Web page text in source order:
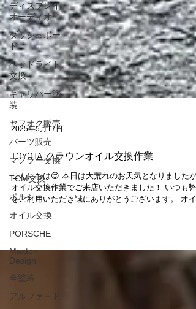
ディスプレイ
オーディオ
ダッシュボー
ド
ヘッドライト
交換
キャリパー塗
装
ヤフオク販売
パーツ販売
マフラー交換
TCM交換
ポルシェ
オイル交換
PORSCHE
Maxton
Design
全塗装
アルファード
2025年5月17日
TOYOTA クラウンオイル交換作業
こんにちは😊 本日は大荒れのお天気となりましたが
オイル交換作業でご来店いただきました！ いつも弊
をご利用いただき誠にありがとうございます。 オイ
はお持ち込みで交換作業のみさせていただきました
す。